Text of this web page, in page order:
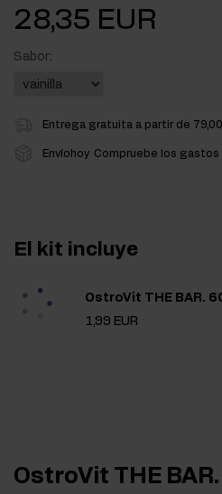
28,35 EUR
Sabor:
Entrega gratuita a partir de 79,00
Envíohoy Compruebe los gastos
El kit incluye
OstroVit THE BAR.
1,99 EUR
OstroVit THE